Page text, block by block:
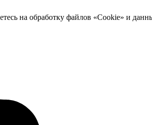
на обработку файлов «Cookie» и